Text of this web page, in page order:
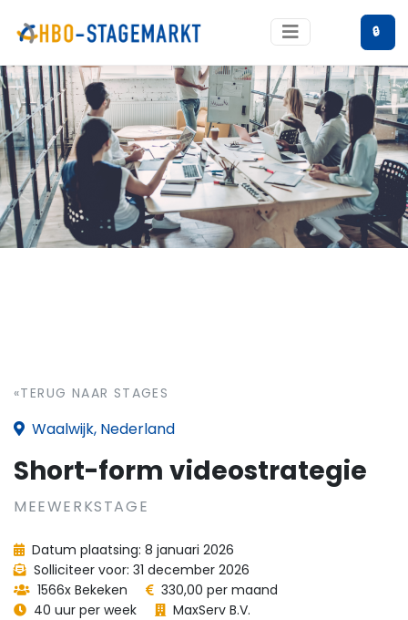
🔒
«TERUG NAAR STAGES
Waalwijk, Nederland
Short-form videostrategie
MEEWERKSTAGE
Datum plaatsing: 8 januari 2026
Solliciteer voor: 31 december 2026
1566x Bekeken
330,00 per maand
40 uur per week
MaxServ B.V.